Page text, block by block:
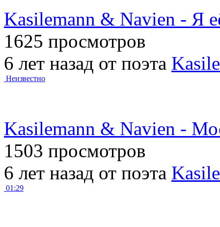
Kasilemann & Navien - Я
1625 просмотров
6 лет назад от поэта
Неизвестно
Kasilemann & Navien -
1503 просмотров
6 лет назад от поэта
01:29